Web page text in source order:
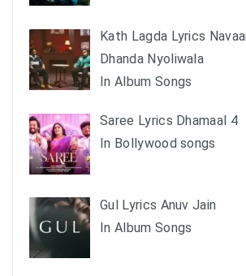
Kath Lagda Lyrics
Dhanda Nyoliwala
In Album Songs
Saree Lyrics Dhamaal 4
In Bollywood songs
Gul Lyrics Anuv Jain
In Album Songs